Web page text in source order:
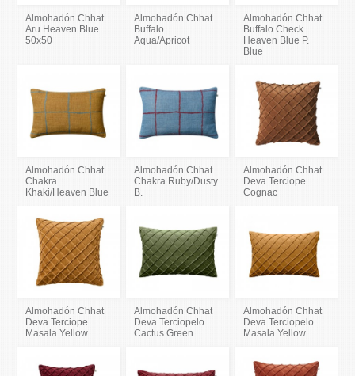
Almohadón Chhat
Aru Heaven Blue
50x50
Almohadón Chhat
Buffalo
Aqua/Apricot
Almohadón Chhat
Buffalo Check
Heaven Blue P.
Blue
Almohadón Chhat
Chakra
Khaki/Heaven Blue
Almohadón Chhat
Chakra Ruby/Dusty
B.
Almohadón Chhat
Deva Terciope
Cognac
Almohadón Chhat
Deva Terciope
Masala Yellow
Almohadón Chhat
Deva Terciopelo
Cactus Green
Almohadón Chhat
Deva Terciopelo
Masala Yellow